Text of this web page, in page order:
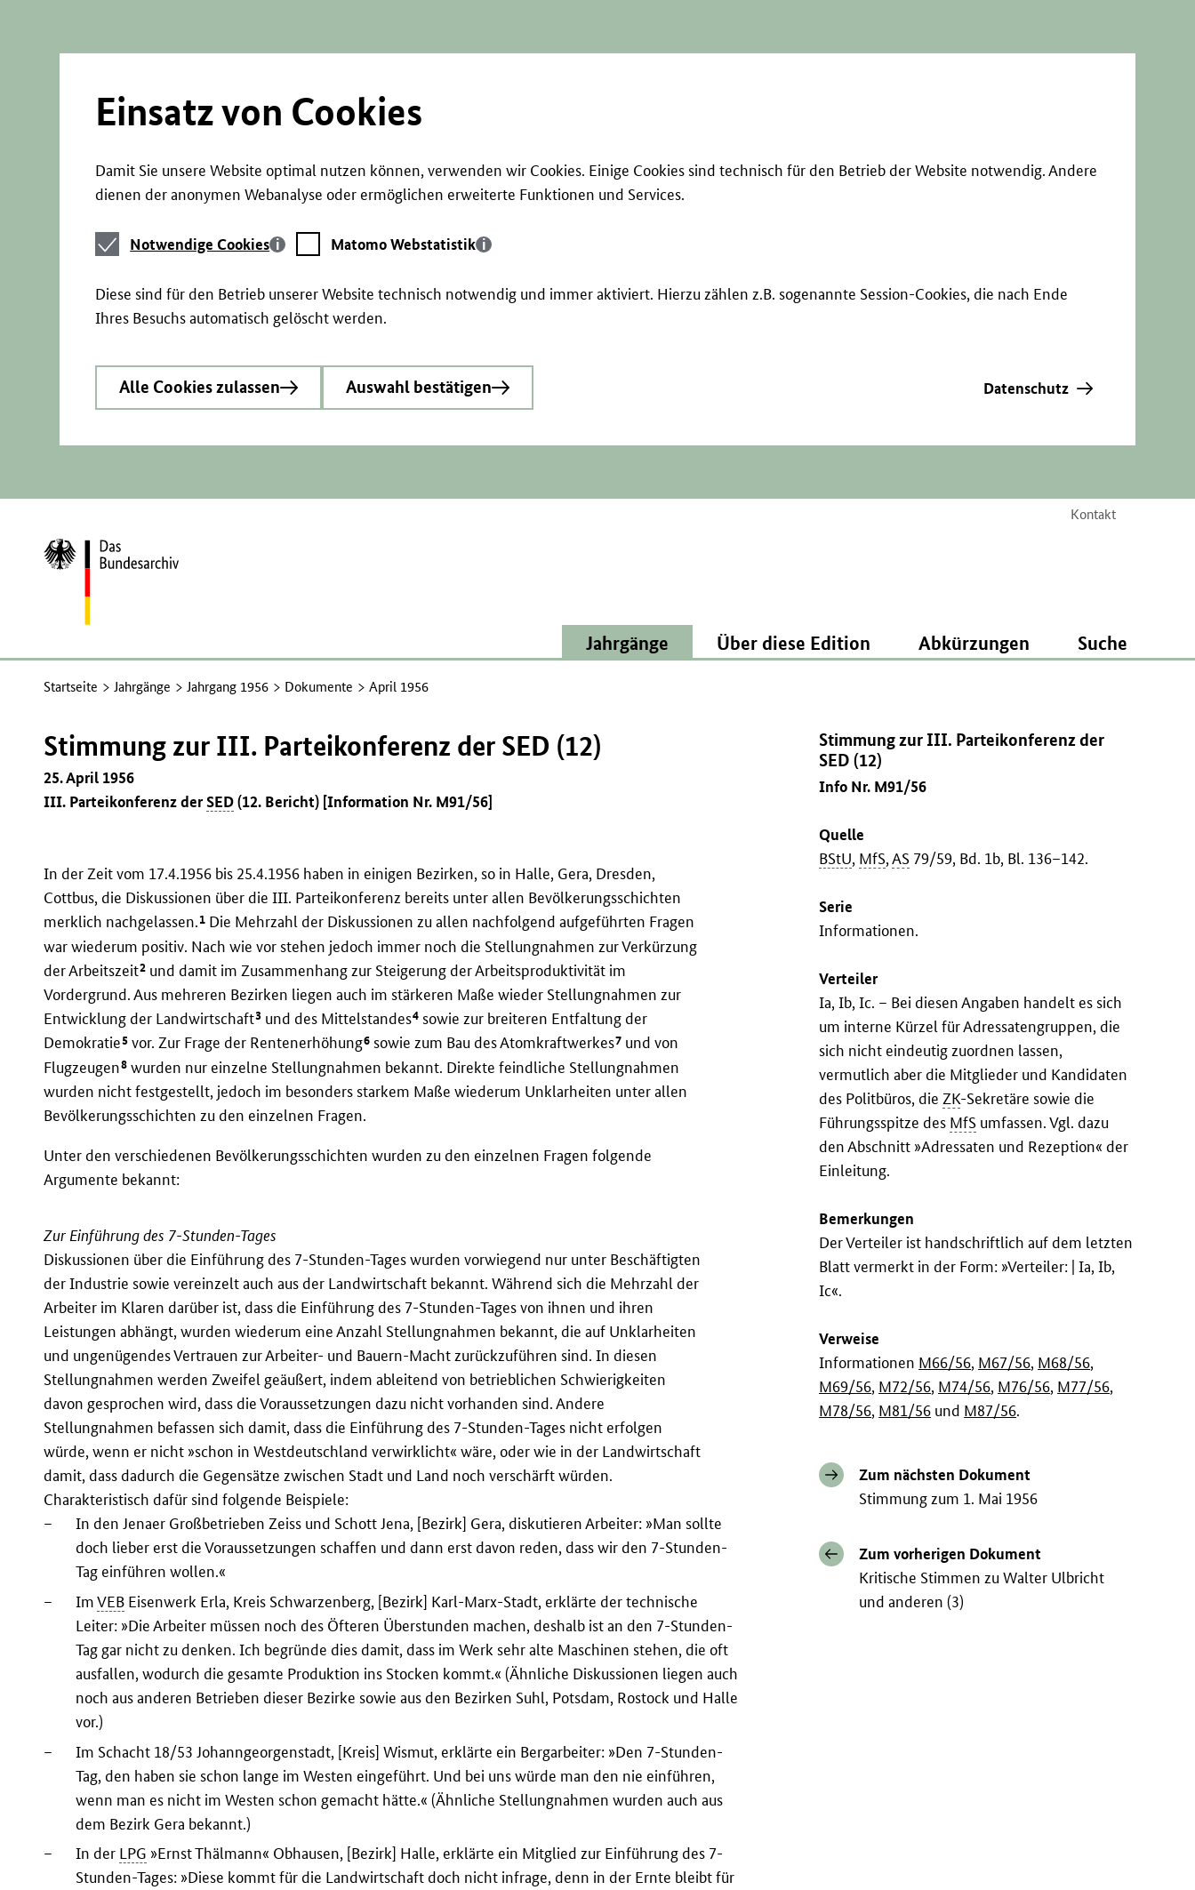
Einsatz von Cookies
Damit Sie unsere Website optimal nutzen können, verwenden wir Cookies. Einige Cookies sind technisch für den Betrieb der Website notwendig. Andere
dienen der anonymen Webanalyse oder ermöglichen erweiterte Funktionen und Services.
Notwendige
Cookies
Notwendige Cookies
Matomo
Webstatistik
Matomo Webstatistik
Diese sind für den Betrieb unserer Website technisch notwendig und immer aktiviert. Hierzu zählen z.B. sogenannte Session-Cookies, die nach Ende
Ihres Besuchs automatisch gelöscht werden.
Alle Cookies zulassen Auswahl bestätigen Datenschutz
Kontakt
Zur
Startseite
Jahrgänge Über diese Edition Abkürzungen Suche
Startseite Jahrgänge Jahrgang 1956 Dokumente April 1956
Stimmung zur III. Parteikonferenz der
SED (12)
Info Nr. M91/56
Quelle
BStU, MfS,AS 79/59, Bd. 1b, Bl. 136–142.
Serie
Informationen.
Verteiler
Ia, Ib, Ic. – Bei diesen Angaben handelt es sich
um interne Kürzel für Adressatengruppen, die
sich nicht eindeutig zuordnen lassen,
vermutlich aber die Mitglieder und Kandidaten
des Politbüros, dieZK-Sekretäre sowie die
Führungsspitze des MfS umfassen. Vgl. dazu
den Abschnitt »Adressaten und Rezeption« der
Einleitung.
Bemerkungen
Der Verteiler ist handschriftlich auf dem letzten
Blatt vermerkt in der Form: »Verteiler: | Ia, Ib,
Ic«.
Verweise
Informationen M66/56, M67/56, M68/56,
M69/56, M72/56, M74/56, M76/56, M77/56,
M78/56, M81/56 und M87/56.
Zum nächsten Dokument
Stimmung zum 1. Mai 1956
Zum vorherigen Dokument
Kritische Stimmen zu Walter Ulbricht
und anderen (3)
Stimmung zur III. Parteikonferenz der SED (12)
25. April 1956
III. Parteikonferenz derSED(12. Bericht) [Information Nr. M91/56]
In der Zeit vom 17.4.1956 bis 25.4.1956 haben in einigen Bezirken, so in Halle, Gera, Dresden,
Cottbus, die Diskussionen über die III. Parteikonferenz bereits unter allen Bevölkerungsschichten
merklich nachgelassen.1 Die Mehrzahl der Diskussionen zu allen nachfolgend aufgeführten Fragen
war wiederum positiv. Nach wie vor stehen jedoch immer noch die Stellungnahmen zur Verkürzung
der Arbeitszeit2 und damit im Zusammenhang zur Steigerung der Arbeitsproduktivität im
Vordergrund. Aus mehreren Bezirken liegen auch im stärkeren Maße wieder Stellungnahmen zur
Entwicklung der Landwirtschaft3 und des Mittelstandes4 sowie zur breiteren Entfaltung der
Demokratie5 vor. Zur Frage der Rentenerhöhung6 sowie zum Bau des Atomkraftwerkes7 und von
Flugzeugen8 wurden nur einzelne Stellungnahmen bekannt. Direkte feindliche Stellungnahmen
wurden nicht festgestellt, jedoch im besonders starkem Maße wiederum Unklarheiten unter allen
Bevölkerungsschichten zu den einzelnen Fragen.
Unter den verschiedenen Bevölkerungsschichten wurden zu den einzelnen Fragen folgende
Argumente bekannt:
Zur Einführung des 7-Stunden-Tages
Diskussionen über die Einführung des 7-Stunden-Tages wurden vorwiegend nur unter Beschäftigten
der Industrie sowie vereinzelt auch aus der Landwirtschaft bekannt. Während sich die Mehrzahl der
Arbeiter im Klaren darüber ist, dass die Einführung des 7-Stunden-Tages von ihnen und ihren
Leistungen abhängt, wurden wiederum eine Anzahl Stellungnahmen bekannt, die auf Unklarheiten
und ungenügendes Vertrauen zur Arbeiter- und Bauern-Macht zurückzuführen sind. In diesen
Stellungnahmen werden Zweifel geäußert, indem ableitend von betrieblichen Schwierigkeiten
davon gesprochen wird, dass die Voraussetzungen dazu nicht vorhanden sind. Andere
Stellungnahmen befassen sich damit, dass die Einführung des 7-Stunden-Tages nicht erfolgen
würde, wenn er nicht »schon in Westdeutschland verwirklicht« wäre, oder wie in der Landwirtschaft
damit, dass dadurch die Gegensätze zwischen Stadt und Land noch verschärft würden.
Charakteristisch dafür sind folgende Beispiele:
–
In den Jenaer Großbetrieben Zeiss und Schott Jena, [Bezirk] Gera, diskutieren Arbeiter: »Man sollte
doch lieber erst die Voraussetzungen schaffen und dann erst davon reden, dass wir den 7-Stunden-
Tag einführen wollen.«
–
ImVEB Eisenwerk Erla, Kreis Schwarzenberg, [Bezirk] Karl-Marx-Stadt, erklärte der technische
Leiter: »Die Arbeiter müssen noch des Öfteren Überstunden machen, deshalb ist an den 7-Stunden-
Tag gar nicht zu denken. Ich begründe dies damit, dass im Werk sehr alte Maschinen stehen, die oft
ausfallen, wodurch die gesamte Produktion ins Stocken kommt.« (Ähnliche Diskussionen liegen auch
noch aus anderen Betrieben dieser Bezirke sowie aus den Bezirken Suhl, Potsdam, Rostock und Halle
vor.)
–
Im Schacht 18/53 Johanngeorgenstadt, [Kreis] Wismut, erklärte ein Bergarbeiter: »Den 7-Stunden-
Tag, den haben sie schon lange im Westen eingeführt. Und bei uns würde man den nie einführen,
wenn man es nicht im Westen schon gemacht hätte.« (Ähnliche Stellungnahmen wurden auch aus
dem Bezirk Gera bekannt.)
–
In der LPG »Ernst Thälmann« Obhausen, [Bezirk] Halle, erklärte ein Mitglied zur Einführung des 7-
Stunden-Tages: »Diese kommt für die Landwirtschaft doch nicht infrage, denn in der Ernte bleibt für